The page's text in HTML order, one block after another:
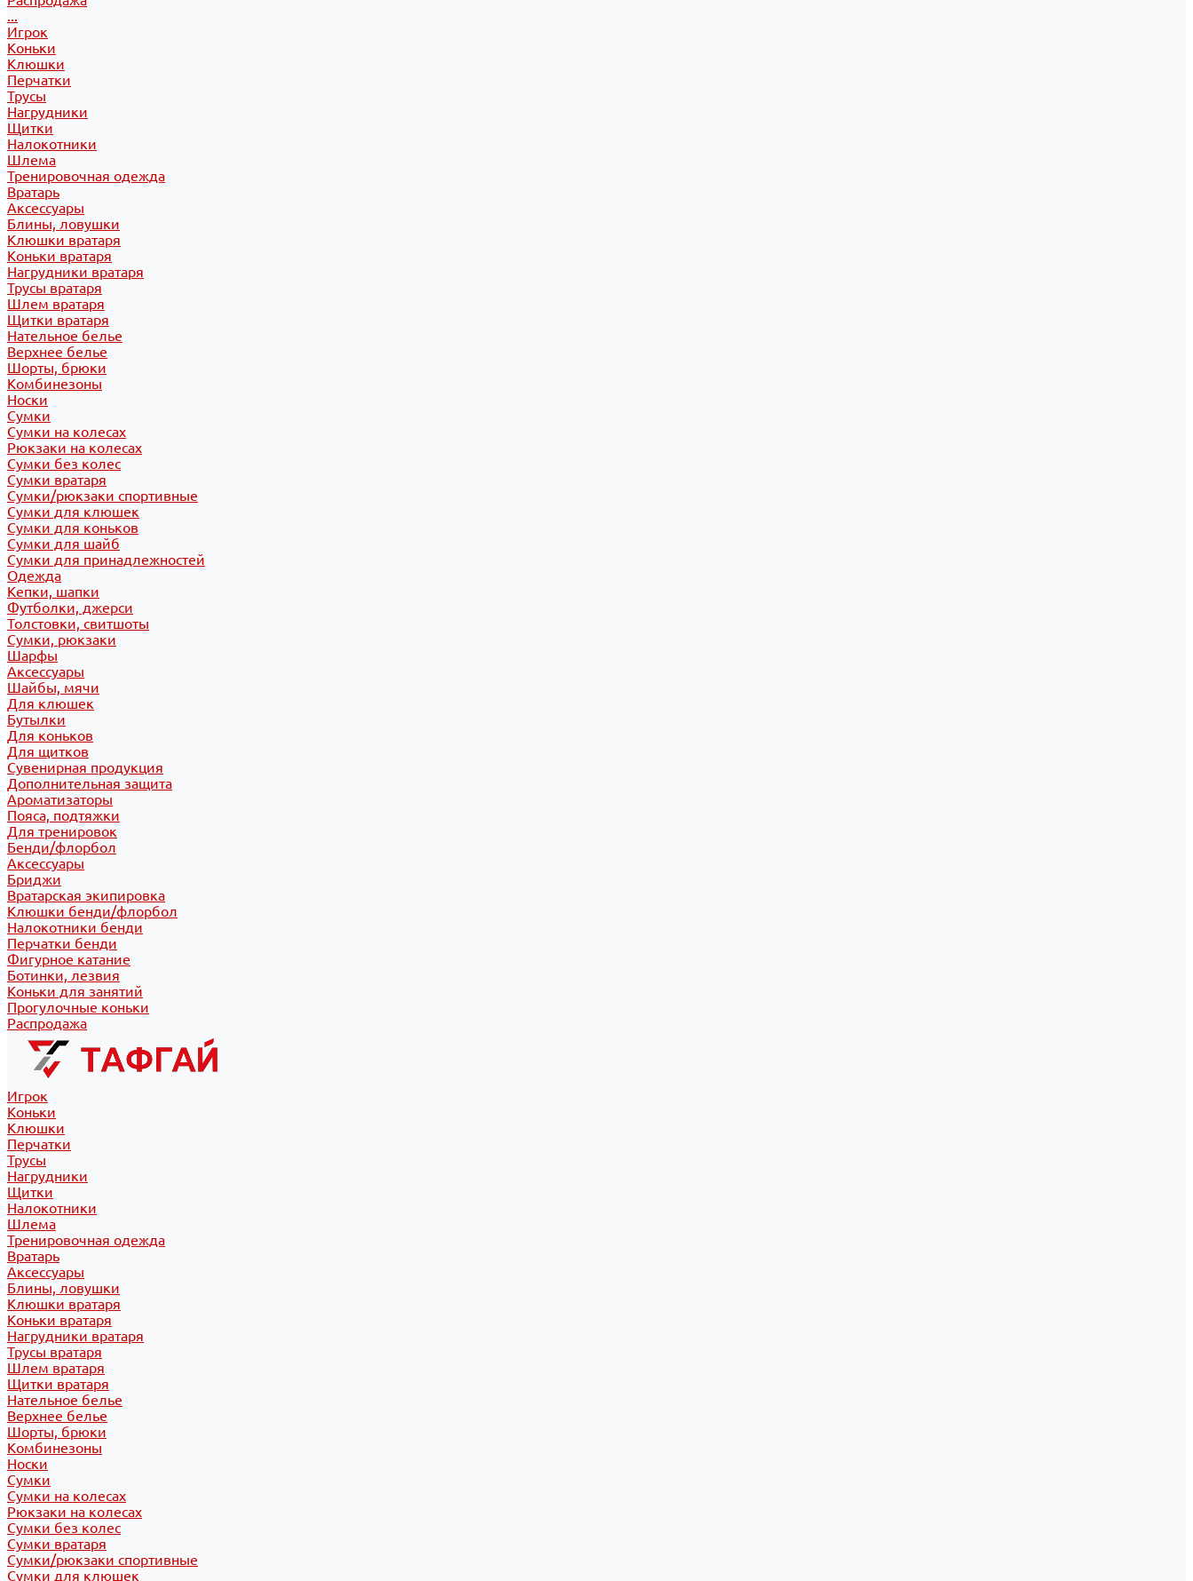
...
Игрок
Коньки
Клюшки
Перчатки
Трусы
Нагрудники
Щитки
Налокотники
Шлема
Тренировочная одежда
Вратарь
Аксессуары
Блины, ловушки
Клюшки вратаря
Коньки вратаря
Нагрудники вратаря
Трусы вратаря
Шлем вратаря
Щитки вратаря
Нательное белье
Верхнее белье
Шорты, брюки
Комбинезоны
Носки
Сумки
Сумки на колесах
Рюкзаки на колесах
Сумки без колес
Сумки вратаря
Сумки/рюкзаки спортивные
Сумки для клюшек
Сумки для коньков
Сумки для шайб
Сумки для принадлежностей
Одежда
Кепки, шапки
Футболки, джерси
Толстовки, свитшоты
Сумки, рюкзаки
Шарфы
Аксессуары
Шайбы, мячи
Для клюшек
Бутылки
Для коньков
Для щитков
Сувенирная продукция
Дополнительная защита
Ароматизаторы
Пояса, подтяжки
Для тренировок
Бенди/флорбол
Аксессуары
Бриджи
Вратарская экипировка
Клюшки бенди/флорбол
Налокотники бенди
Перчатки бенди
Фигурное катание
Ботинки, лезвия
Коньки для занятий
Прогулочные коньки
Распродажа
Игрок
Коньки
Клюшки
Перчатки
Трусы
Нагрудники
Щитки
Налокотники
Шлема
Тренировочная одежда
Вратарь
Аксессуары
Блины, ловушки
Клюшки вратаря
Коньки вратаря
Нагрудники вратаря
Трусы вратаря
Шлем вратаря
Щитки вратаря
Нательное белье
Верхнее белье
Шорты, брюки
Комбинезоны
Носки
Сумки
Сумки на колесах
Рюкзаки на колесах
Сумки без колес
Сумки вратаря
Сумки/рюкзаки спортивные
Сумки для клюшек